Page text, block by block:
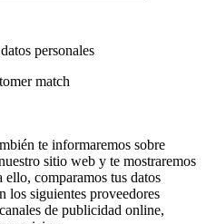
personales
match
te informaremos sobre
sitio web y te mostraremos
ello, comparamos tus datos
los siguientes proveedores
de publicidad online,